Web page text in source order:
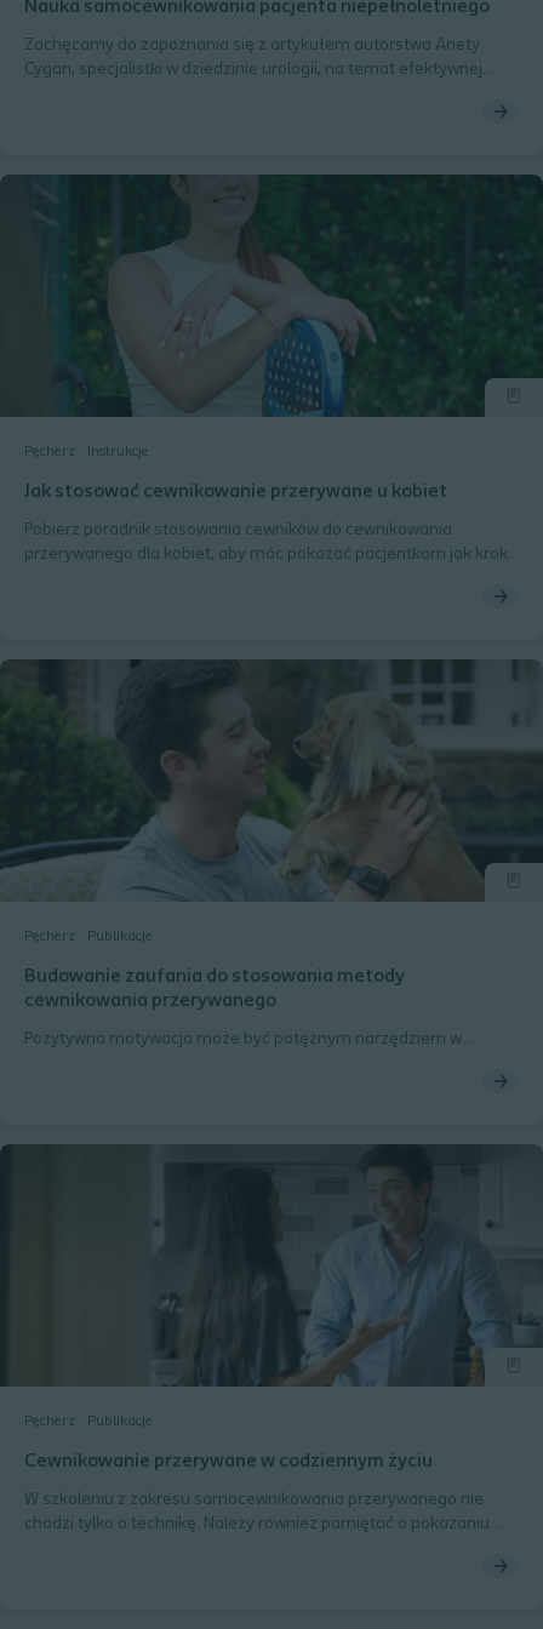
Nauka samocewnikowania pacjenta niepełnoletniego
Zachęcamy do zapoznania się z artykułem autorstwa Anety
Cygan, specjalistki w dziedzinie urologii, na temat efektywnej
Pęcherz Instrukcje
Jak stosować cewnikowanie przerywane u kobiet
Pobierz poradnik stosowania cewników do cewnikowania
przerywanego dla kobiet, aby móc pokazać pacjentkom jak krok
Pęcherz Publikacje
Budowanie zaufania do stosowania metody
cewnikowania przerywanego
Pozytywna motywacja może być potężnym narzędziem w
Pęcherz Publikacje
Cewnikowanie przerywane w codziennym życiu
W szkoleniu z zakresu samocewnikowania przerywanego nie
chodzi tylko o technikę. Należy również pamiętać o pokazaniu